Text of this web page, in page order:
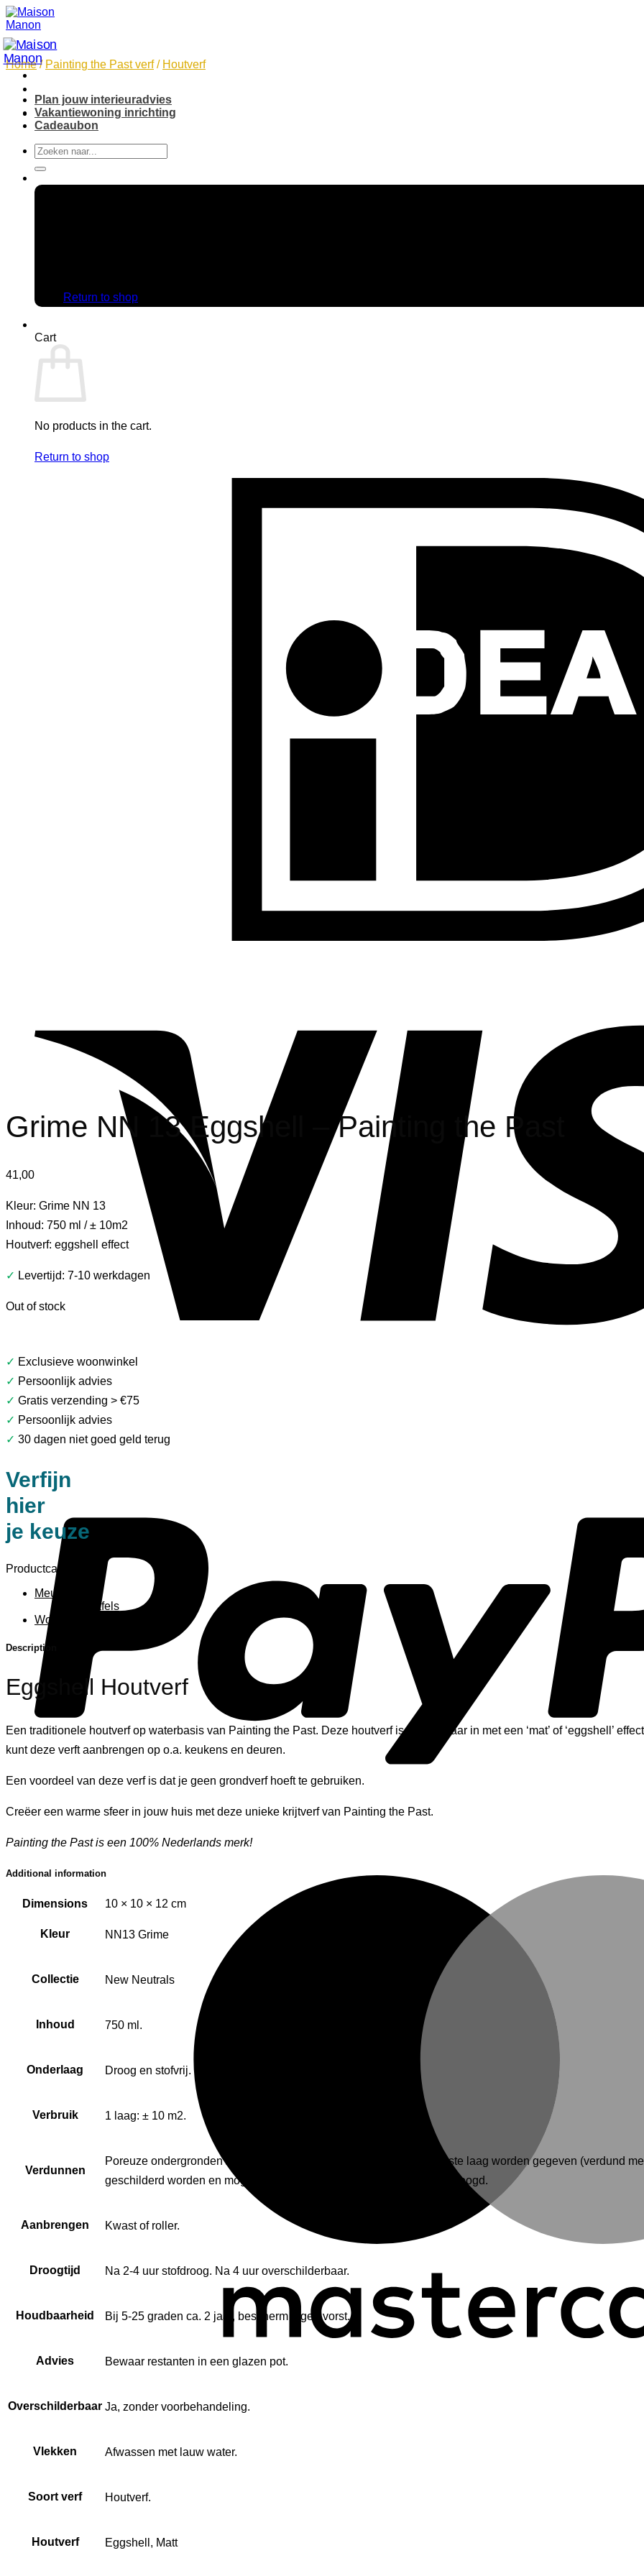
Skip
to
content
Plan jouw interieuradvies
Vakantiewoning inrichting
Cadeaubon
Search
for:
Return to shop
Cart
No products in the cart.
Return to shop
Home / Painting the Past verf / Houtverf
Grime NN 13 Eggshell – Painting the Past
41,00
Kleur: Grime NN 13
Inhoud: 750 ml / ± 10m2
Houtverf: eggshell effect
✓ Levertijd: 7-10 werkdagen
Out of stock
✓ Exclusieve woonwinkel
✓ Persoonlijk advies
✓ Gratis verzending > €75
✓ Persoonlijk advies
✓ 30 dagen niet goed geld terug
Verfijn
hier
je keuze
Productcategorieën
Meubels
Bijzettafels
Woonaccessoires
Description
Eggshell Houtverf
Een traditionele houtverf op waterbasis van Painting the Past. Deze houtverf is verkrijgbaar in met een ‘mat’ of ‘eggshell’
kunt deze verft aanbrengen op o.a. keukens en deuren.
Een voordeel van deze verf is dat je geen grondverf hoeft te gebruiken.
Creëer een warme sfeer in jouw huis met deze unieke krijtverf van Painting the Past.
Painting the Past is een 100% Nederlands merk!
Additional information
Dimensions 10 × 10 × 12 cm
Kleur NN13 Grime
Collectie New Neutrals
Inhoud 750 ml.
Onderlaag Droog en stofvrij.
Verbruik 1 laag: ± 10 m2.
Verdunnen
Poreuze ondergronden zoals hout of gips moeten een verdunde eerste laag worden gegeven (verdund
geschilderd worden en mogen pas warm worden nadat de verf is gedroogd.
Aanbrengen Kwast of roller.
Droogtijd Na 2-4 uur stofdroog. Na 4 uur overschilderbaar.
Houdbaarheid Bij 5-25 graden ca. 2 jaar, bescherm tegen vorst.
Advies Bewaar restanten in een glazen pot.
Overschilderbaar Ja, zonder voorbehandeling.
Vlekken Afwassen met lauw water.
Soort verf Houtverf.
Houtverf Eggshell, Matt